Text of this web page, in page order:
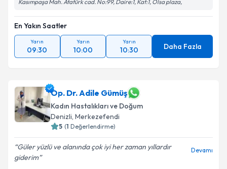
Takvim Talebini Gönder
Kasımpaşa Mah. Atatürk cad. No:99, Daire:1, Kat:1, Olsa plaza,
En Yakın Saatler
Yarın
09:30
Yarın
10:00
Yarın
10:30 Daha Fazla
Op. Dr. Adile Gümüş
Kadın Hastalıkları ve Doğum
Denizli, Merkezefendi
5 (1 Değerlendirme)
Güler yüzlü ve alanında çok iyi her zaman yıllardır
giderim
Devamı